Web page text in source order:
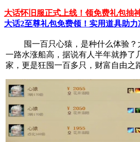
大话怀旧服正式上线！领免费礼包抽
大话2至尊礼包免费领！实用道具助力
囤一百只心猿，是种什么体验？
一路水涨船高，据说有人半年就挣了
家，更是狂囤一百多只，财富自由之